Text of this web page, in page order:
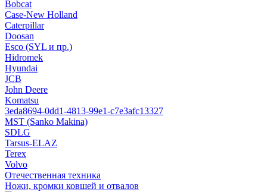
Bobcat
Case-New Holland
Caterpillar
Doosan
Esco (SYL и пр.)
Hidromek
Hyundai
JCB
John Deere
Komatsu
3eda8694-0dd1-4813-99e1-c7e3afc13327
MST (Sanko Makina)
SDLG
Tarsus-ELAZ
Terex
Volvo
Отечественная техника
Ножи, кромки ковшей и отвалов